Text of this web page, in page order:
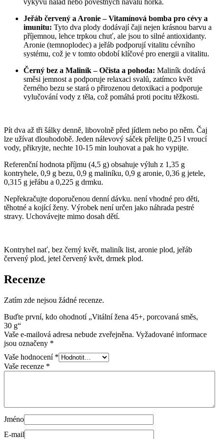
Jeřáb červený a Aronie – Vitamínová bomba pro cévy a
imunitu: Tyto dva plody dodávají čaji nejen krásnou barvu a
příjemnou, lehce trpkou chuť, ale jsou to silné antioxidanty.
Aronie (temnoplodec) a jeřáb podporují vitalitu cévního
systému, což je v tomto období klíčové pro energii a vitalitu.
Černý bez a Maliník – Očista a pohoda: Maliník dodává
směsi jemnost a podporuje relaxaci svalů, zatímco květ
černého bezu se stará o přirozenou detoxikaci a podporuje
vylučování vody z těla, což pomáhá proti pocitu těžkosti.
Pít dva až tři šálky denně, libovolně před jídlem nebo po něm. Čaj
lze užívat dlouhodobě. Jeden nálevový sáček přelijte 0,25 l vroucí
vody, přikryjte, nechte 10-15 min louhovat a pak ho vypijte.
Referenční hodnota příjmu (4,5 g) obsahuje výluh z 1,35 g
kontryhele, 0,9 g bezu, 0,9 g maliníku, 0,9 g aronie, 0,36 g jetele,
0,315 g jeřábu a 0,225 g drmku.
Nepřekračujte doporučenou denní dávku. není vhodné pro děti,
těhotné a kojící ženy. Výrobek není určen jako náhrada pestré
stravy. Uchovávejte mimo dosah dětí.
Kontryhel nať, bez černý květ, maliník list, aronie plod, jeřáb
červený plod, jetel červený květ, drmek plod.
Recenze
Zatím zde nejsou žádné recenze.
Buďte první, kdo ohodnotí „Vitální žena 45+, porcovaná směs,
30 g“
Vaše e-mailová adresa nebude zveřejněna. Vyžadované informace
jsou označeny *
Vaše hodnocení *
Vaše recenze *
Jméno
E-mail